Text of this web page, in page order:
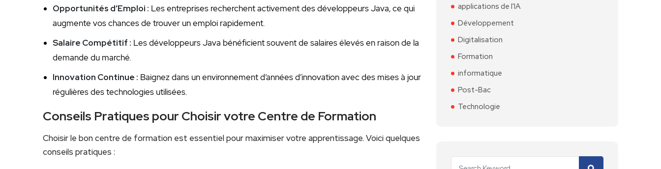
Opportunités d’Emploi : Les entreprises recherchent activement des développeurs Java, ce qui
augmente vos chances de trouver​ un emploi rapidement.
Salaire Compétitif : Les développeurs Java bénéficient souvent de salaires élevés en raison de la
demande du marché.
Innovation Continue ⁢: Baignez dans un environnement ⁣d’années d’innovation avec des mises à jour
régulières des technologies utilisées.
Conseils Pratiques⁢ pour Choisir votre Centre de Formation
Choisir le bon centre de formation est essentiel pour maximiser votre apprentissage.⁤ Voici quelques
conseils ‍pratiques :
applications de l'IA
Développement
Digitalisation
Formation
informatique
Post-Bac
Technologie